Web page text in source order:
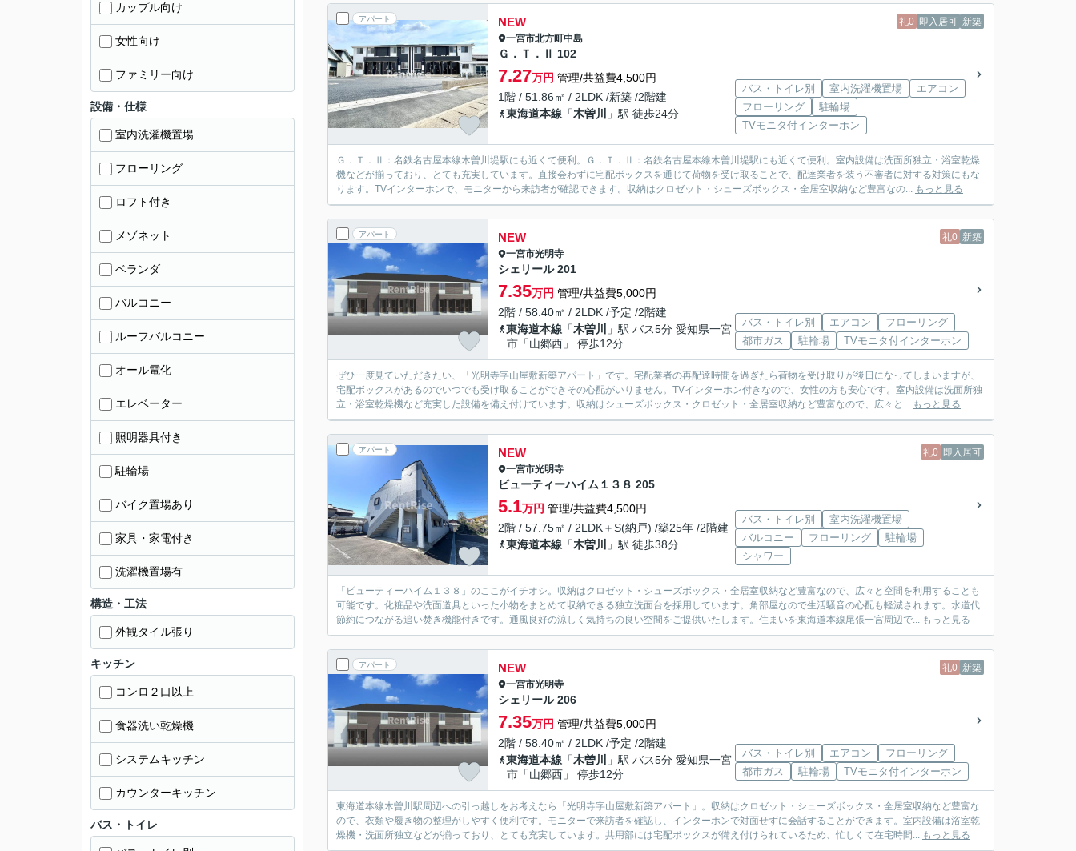
アパート 礼0 即入居可 新築
NEW
一宮市北方町中島
Ｇ．Ｔ．Ⅱ 102
7.27万円 管理/共益費4,500円
1階 / 51.86㎡ / 2LDK /新築 /2階建
東海道本線 「木曽川 」駅 徒歩24分
バス・トイレ別 室内洗濯機置場
エアコン
フローリング
駐輪場
TVモニタ付インターホン
Ｇ．Ｔ．Ⅱ：名鉄名古屋本線木曽川堤駅にも近くて便利。Ｇ．Ｔ．Ⅱ：名鉄名古屋本線木曽川堤駅にも近くて便利。室内設備は洗面所独立・浴室乾燥
機などが揃っており、とても充実しています。直接会わずに宅配ボックスを通じて荷物を受け取ることで、配達業者を装う不審者に対する対策にもな
ります。TVインターホンで、モニターから来訪者が確認できます。収納はクロゼット・シューズボックス・全居室収納など豊富なの... もっと見る
アパート 礼0 新築
NEW
一宮市光明寺
シェリール 201
7.35万円 管理/共益費5,000円
2階 / 58.40㎡ / 2LDK /予定 /2階建
東海道本線 「木曽川
」駅 バス5分 愛知県一宮
市「山郷西」 停歩12分
バス・トイレ別 エアコン
フローリング
都市ガス
駐輪場 TVモニタ付インターホン
ぜひ一度見ていただきたい、「光明寺字山屋敷新築アパート」です。宅配業者の再配達時間を過ぎたら荷物を受け取りが後日になってしまいますが、
宅配ボックスがあるのでいつでも受け取ることができその心配がいりません。TVインターホン付きなので、女性の方も安心です。室内設備は洗面所独
立・浴室乾燥機など充実した設備を備え付けています。収納はシューズボックス・クロゼット・全居室収納など豊富なので、広々と... もっと見る
アパート 礼0 即入居可
NEW
一宮市光明寺
ビューティーハイム１３８ 205
5.1万円 管理/共益費4,500円
2階 / 57.75㎡ / 2LDK＋S(納戸) /築25年 /2階建
東海道本線 「木曽川 」駅 徒歩38分
バス・トイレ別
室内洗濯機置場
バルコニー
フローリング
駐輪場
シャワー
「ビューティーハイム１３８」のここがイチオシ。収納はクロゼット・シューズボックス・全居室収納など豊富なので、広々と空間を利用することも
可能です。化粧品や洗面道具といった小物をまとめて収納できる独立洗面台を採用しています。角部屋なので生活騒音の心配も軽減されます。水道代
節約につながる追い焚き機能付きです。通風良好の涼しく気持ちの良い空間をご提供いたします。住まいを東海道本線尾張一宮周辺で... もっと見る
アパート 礼0 新築
NEW
一宮市光明寺
シェリール 206
7.35万円 管理/共益費5,000円
2階 / 58.40㎡ / 2LDK /予定 /2階建
東海道本線 「木曽川
」駅 バス5分 愛知県一宮
市「山郷西」 停歩12分
バス・トイレ別 エアコン
フローリング
都市ガス
駐輪場 TVモニタ付インターホン
東海道本線木曽川駅周辺への引っ越しをお考えなら「光明寺字山屋敷新築アパート」。収納はクロゼット・シューズボックス・全居室収納など豊富な
ので、衣類や履き物の整理がしやすく便利です。モニターで来訪者を確認し、インターホンで対面せずに会話することができます。室内設備は浴室乾
燥機・洗面所独立などが揃っており、とても充実しています。共用部には宅配ボックスが備え付けられているため、忙しくて在宅時間... もっと見る
カップル向け
女性向け
ファミリー向け
設備・仕様
室内洗濯機置場
フローリング
ロフト付き
メゾネット
ベランダ
バルコニー
ルーフバルコニー
オール電化
エレベーター
照明器具付き
駐輪場
バイク置場あり
家具・家電付き
洗濯機置場有
構造・工法
外観タイル張り
キッチン
コンロ２口以上
食器洗い乾燥機
システムキッチン
カウンターキッチン
バス・トイレ